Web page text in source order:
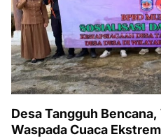
Desa Tangguh
Waspada Cuaca Ekstrem